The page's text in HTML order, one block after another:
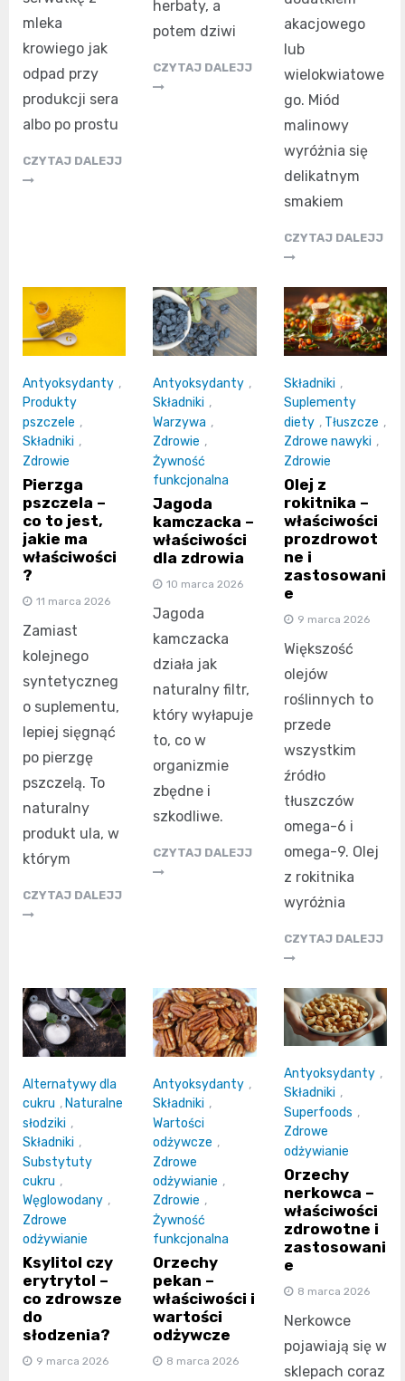
mleka
krowiego jak
odpad przy
produkcji sera
albo po prostu
CZYTAJ DALEJJ
herbaty, a
potem dziwi
CZYTAJ DALEJJ
akacjowego
lub
wielokwiatowe
go. Miód
malinowy
wyróżnia się
delikatnym
smakiem
CZYTAJ DALEJJ
Antyoksydanty ,
Produkty
pszczele ,
Składniki ,
Zdrowie
Pierzga
pszczela –
co to jest,
jakie ma
właściwości
?
11 marca 2026
Zamiast
kolejnego
syntetyczneg
o suplementu,
lepiej sięgnąć
po pierzgę
pszczelą. To
naturalny
produkt ula, w
którym
CZYTAJ DALEJJ
Antyoksydanty ,
Składniki ,
Warzywa ,
Zdrowie ,
Żywność
funkcjonalna
Jagoda
kamczacka –
właściwości
dla zdrowia
10 marca 2026
Jagoda
kamczacka
działa jak
naturalny filtr,
który wyłapuje
to, co w
organizmie
zbędne i
szkodliwe.
CZYTAJ DALEJJ
Składniki ,
Suplementy
diety , Tłuszcze ,
Zdrowe nawyki ,
Zdrowie
Olej z
rokitnika –
właściwości
prozdrowot
ne i
zastosowani
e
9 marca 2026
Większość
olejów
roślinnych to
przede
wszystkim
źródło
tłuszczów
omega-6 i
omega-9. Olej
z rokitnika
wyróżnia
CZYTAJ DALEJJ
Alternatywy dla
cukru ,Naturalne
słodziki ,
Składniki ,
Substytuty
cukru ,
Węglowodany ,
Zdrowe
odżywianie
Ksylitol czy
erytrytol –
co zdrowsze
do
słodzenia?
9 marca 2026
Antyoksydanty ,
Składniki ,
Wartości
odżywcze ,
Zdrowe
odżywianie ,
Zdrowie ,
Żywność
funkcjonalna
Orzechy
pekan –
właściwości i
wartości
odżywcze
8 marca 2026
Antyoksydanty ,
Składniki ,
Superfoods ,
Zdrowe
odżywianie
Orzechy
nerkowca –
właściwości
zdrowotne i
zastosowani
e
8 marca 2026
Nerkowce
pojawiają się w
sklepach coraz